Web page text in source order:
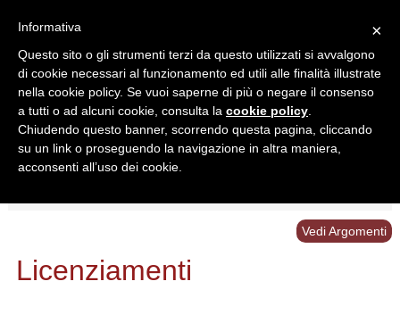
Ricerca in:
Sezione corrente
Tutto il sito
Licenziamenti
Vedi Argomenti
×
Informativa
Questo sito o gli strumenti terzi da questo utilizzati si avvalgono
di cookie necessari al funzionamento ed utili alle finalità illustrate
nella cookie policy. Se vuoi saperne di più o negare il consenso
a tutti o ad alcuni cookie, consulta la cookie policy
Chiudendo questo banner, scorrendo questa pagina, cliccando
su un link o proseguendo la navigazione in altra maniera,
acconsenti all’uso dei cookie.